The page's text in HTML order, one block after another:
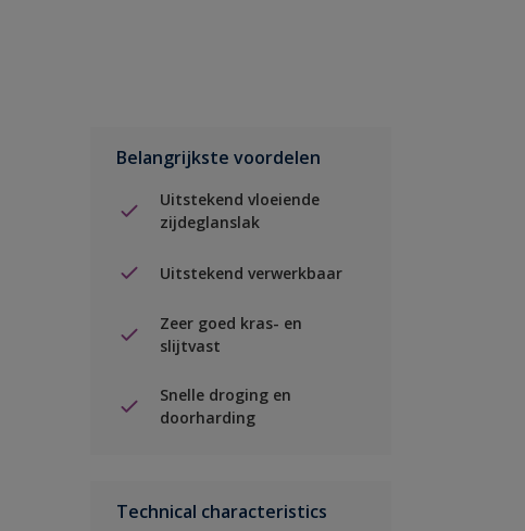
Belangrijkste voordelen
Uitstekend vloeiende
zijdeglanslak
Uitstekend verwerkbaar
Zeer goed kras- en
slijtvast
Snelle droging en
doorharding
Technical characteristics